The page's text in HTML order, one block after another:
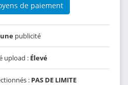
de paiement
publicité
upload : Élevé
: PAS DE LIMITE